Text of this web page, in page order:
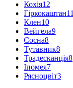
Кохія12
Гіркокаштан11
Клен10
Вейгела9
Сосна8
Тута́вник8
Традесканція8
Іпомея7
Рясноцвіт3